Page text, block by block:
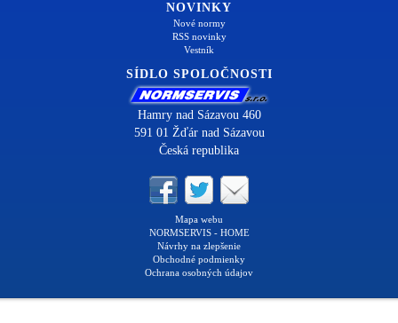
NOVINKY
Nové normy
RSS novinky
Vestník
SÍDLO SPOLOČNOSTI
Hamry nad Sázavou 460
591 01 Žďár nad Sázavou
Česká republika
Mapa webu
NORMSERVIS - HOME
Návrhy na zlepšenie
Obchodné podmienky
Ochrana osobných údajov